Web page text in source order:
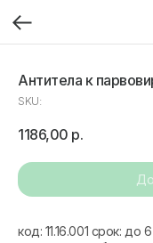
Антитела к
SKU:
1186,00 р.
код: 11.16.001 срок: до